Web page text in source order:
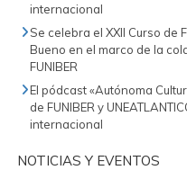
internacional
Se celebra el XXII Curso de
Bueno en el marco de la
FUNIBER
El pódcast «Autónoma
de FUNIBER y
internacional
NOTICIAS Y EVENTOS